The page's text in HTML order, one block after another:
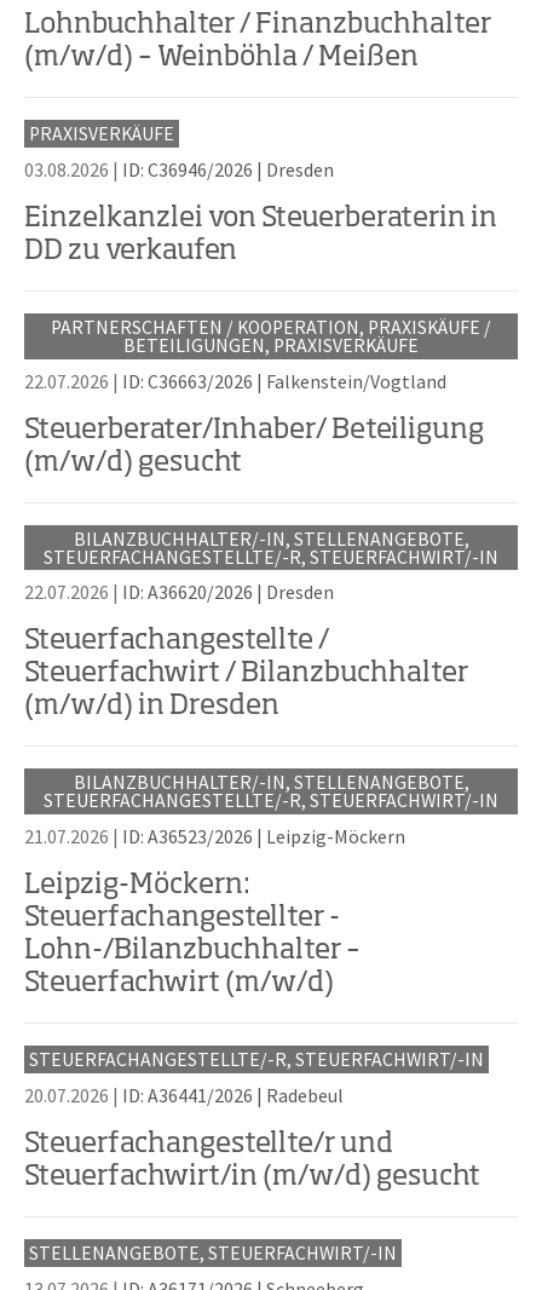
Lohnbuchhalter / Finanzbuchhalter
(m/w/d) – Weinböhla / Meißen
PRAXISVERKÄUFE
03.08.2026 | ID: C36946/2026 | Dresden
Einzelkanzlei von Steuerberaterin in
DD zu verkaufen
PARTNERSCHAFTEN / KOOPERATION, PRAXISKÄUFE /
BETEILIGUNGEN, PRAXISVERKÄUFE
22.07.2026 | ID: C36663/2026 | Falkenstein/Vogtland
Steuerberater/Inhaber/ Beteiligung
(m/w/d) gesucht
BILANZBUCHHALTER/-IN, STELLENANGEBOTE,
STEUERFACHANGESTELLTE/-R, STEUERFACHWIRT/-IN
22.07.2026 | ID: A36620/2026 Dresden
Steuerfachangestellte /
Steuerfachwirt / Bilanzbuchhalter
(m/w/d) in Dresden
BILANZBUCHHALTER/-IN, STELLENANGEBOTE,
STEUERFACHANGESTELLTE/-R, STEUERFACHWIRT/-IN
21.07.2026 | ID: A36523/2026 Leipzig-Möckern
Leipzig-Möckern:
Steuerfachangestellter -
Lohn-/Bilanzbuchhalter –
Steuerfachwirt (m/w/d)
STEUERFACHANGESTELLTE/-R, STEUERFACHWIRT/-IN
20.07.2026 | ID: A36441/2026 Radebeul
Steuerfachangestellte/r und
Steuerfachwirt/in (m/w/d) gesucht
STELLENANGEBOTE, STEUERFACHWIRT/-IN